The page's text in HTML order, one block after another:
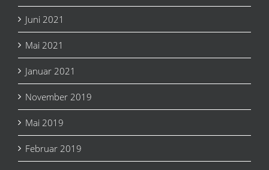
Juni 2021
Mai 2021
Januar 2021
November 2019
Mai 2019
Februar 2019